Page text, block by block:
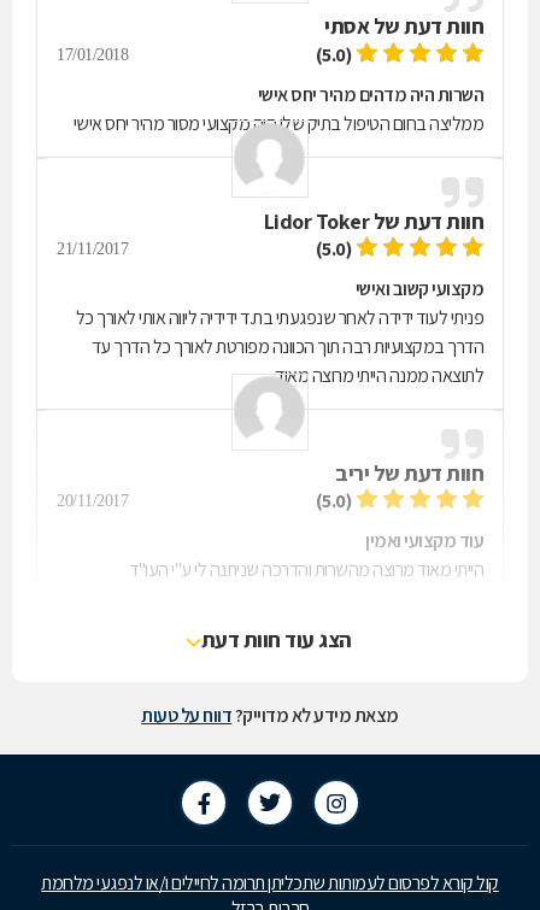
חוות דעת שלאסתי
(5.0)
17/01/2018
השרות היה מדהים מהיר יחס אישי
ממליצה בחום הטיפול בתיק שלי היה מקצועי מסור מהיר יחס אישי
חוות דעת שלLidor Toker
(5.0)
21/11/2017
מקצועי קשוב ואישי
פניתי לעוד ידידה לאחר שנפגעתי בת.ד ידידיה ליווה אותי לאורך כל
הדרך במקצועיות רבה תוך הכוונה מפורטת לאורך כל הדרך עד
לתוצאה ממנה הייתי מרוצה מאוד
חוות דעת של יריב
(5.0)
20/11/2017
עוד מקצועי ואמין
הייתי מאוד מרוצה מהשרות והדרכה שניתנה לי ע"י העו"ד
הצג עוד חוות דעת
מצאת מידע לא מדוייק?דווח על טעות
קול קורא לפרסום לעמותות שתכליתן תרומה לחיילים ו/או לנפגעי מלחמת